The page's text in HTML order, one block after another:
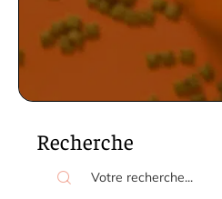
Recherche